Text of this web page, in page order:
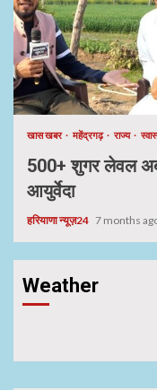
खास खबर महेंद्रगढ़ राज्य
500+ शुगर लेवल
आयुर्वेदा
हरियाणा न्यूज़24 7 months
Weather